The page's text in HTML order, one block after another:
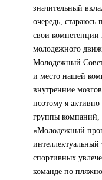
значительный
очередь, стараюсь
свои компетенции
молодежного
Молодежный
и место нашей
внутренние
поэтому я
группы компаний,
«Молодежный
интеллектуальный
спортивных
команде по